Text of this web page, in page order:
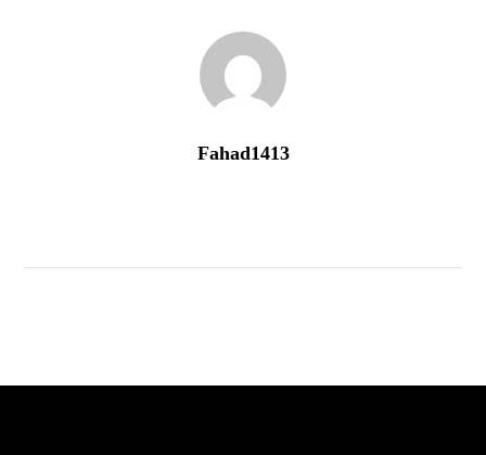
Fahad1413